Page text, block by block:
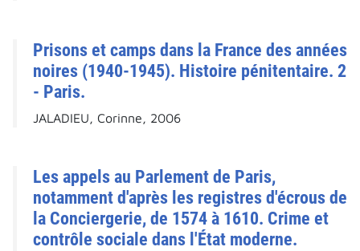
Prisons et camps dans la France des années
noires (1940-1945). Histoire pénitentaire. 2
- Paris.
JALADIEU, Corinne, 2006
Les appels au Parlement de Paris,
notamment d'après les registres d'écrous de
la Conciergerie, de 1574 à 1610. Crime et
contrôle sociale dans l'État moderne.